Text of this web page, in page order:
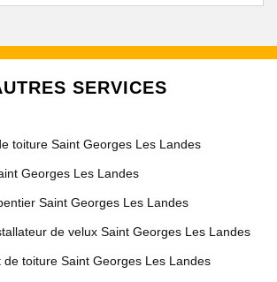
SERVICES
toiture Saint Georges Les Landes
Georges Les Landes
Saint Georges Les Landes
de velux Saint Georges Les Landes
de toiture Saint Georges Les Landes